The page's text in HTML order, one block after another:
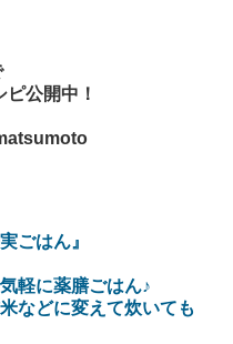
公開中！
ごはん』
軽に薬膳ごはん♪
などに変えて炊いても